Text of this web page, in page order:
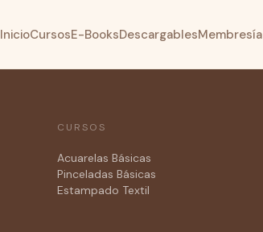
InicioCursosE-BooksDescargablesMembresía
CURSOS
Acuarelas Básicas
Pinceladas Básicas
Estampado Textil